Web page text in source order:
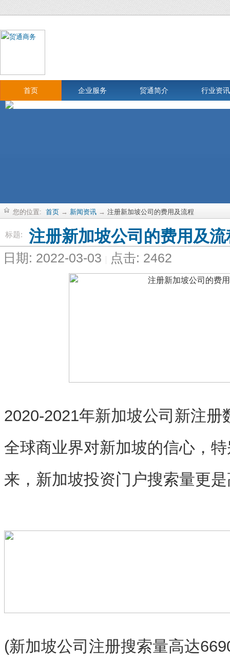
首页 企业服务 贸通简介 行业资讯
您的位置: 首页 → 新闻资讯 → 注册新加坡公司的费用及流程
标题: 注册新加坡公司的费用及流
日期: 2022-03-03 点击: 2462
2020-2021年新加坡公司新注
全球商业界对新加坡的信心，
来，新加坡投资门户搜索量更
(新加坡公司注册搜索量高达